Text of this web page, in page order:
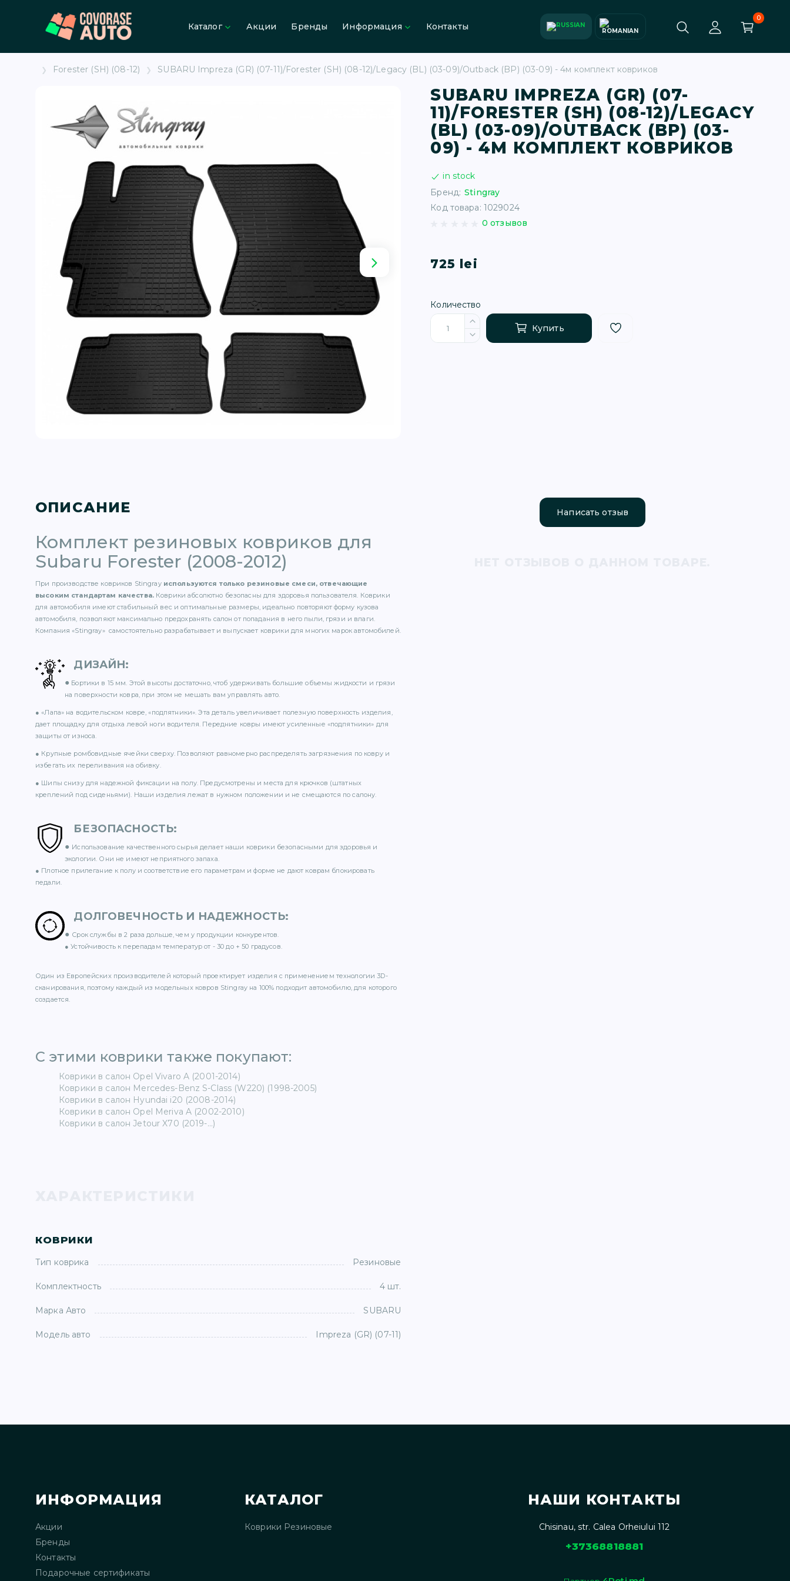
Каталог Акции Бренды Информация Контакты
0
Forester (SH) (08-12) SUBARU Impreza (GR) (07-11)/Forester (SH) (08-12)/Legacy (BL) (03-09)/Outback (BP) (03-09) - 4м комплект ковриков
SUBARU IMPREZA (GR) (07-
11)/FORESTER (SH) (08-12)/LEGACY
(BL) (03-09)/OUTBACK (BP) (03-
09) - 4М КОМПЛЕКТ КОВРИКОВ
in stock
Бренд: Stingray
Код товара: 1029024
0 отзывов
725 lei
Количество
Купить
ОПИСАНИЕ
Комплект резиновых ковриков для
Subaru Forester (2008-2012)
При производстве ковриков Stingray используются только резиновые смеси, отвечающие
высоким стандартам качества.Коврики абсолютно безопасны для здоровья пользователя. Коврики
для автомобиля имеют стабильный вес и оптимальные размеры, идеально повторяют форму кузова
автомобиля, позволяют максимально предохранять салон от попадания в него пыли, грязи и влаги.
Компания «Stingray» самостоятельно разрабатывает и выпускает коврики для многих марок автомобилей.
ДИЗАЙН:
● Бортики в 15 мм. Этой высоты достаточно, чтоб удерживать большие объемы жидкости и грязи
на поверхности ковра, при этом не мешать вам управлять авто.
● «Лапа» на водительском ковре, «подпятники». Эта деталь увеличивает полезную поверхность изделия,
дает площадку для отдыха левой ноги водителя. Передние ковры имеют усиленные «подпятники» для
защиты от износа.
● Крупные ромбовидные ячейки сверху. Позволяют равномерно распределять загрязнения по ковру и
избегать их переливания на обивку.
● Шипы снизу для надежной фиксации на полу. Предусмотрены и места для крючков (штатных
креплений под сиденьями). Наши изделия лежат в нужном положении и не смещаются по салону.
БЕЗОПАСНОСТЬ:
● Использование качественного сырья делает наши коврики безопасными для здоровья и
экологии. Они не имеют неприятного запаха.
● Плотное прилегание к полу и соответствие его параметрам и форме не дают коврам блокировать
педали.
ДОЛГОВЕЧНОСТЬ И НАДЕЖНОСТЬ:
● Срок службы в 2 раза дольше, чем у продукции конкурентов.
● Устойчивость к перепадам температур от - 30 до + 50 градусов.
Один из Европейских производителей который проектирует изделия с применением технологии 3D-
сканирования, поэтому каждый из модельных ковров Stingray на 100% подходит автомобилю, для которого
создается.
С этими коврики также покупают: ​
Коврики в салон Opel Vivaro A (2001-2014)
Коврики в салон Mercedes-Benz S-Class (W220) (1998-2005)
Коврики в салон Hyundai i20 (2008-2014)
Коврики в салон Opel Meriva A (2002-2010)
Коврики в салон Jetour X70 (2019-...)
КОВРИКИ
Тип коврика Резиновые
Комплектность 4 шт.
Марка Авто SUBARU
Модель авто Impreza (GR) (07-11)
Написать отзыв
ИНФОРМАЦИЯ
Акции
Бренды
Контакты
Подарочные сертификаты
КАТАЛОГ
Коврики Резиновые
НАШИ КОНТАКТЫ
Chisinau, str. Calea Orheiului 112
+37368818881